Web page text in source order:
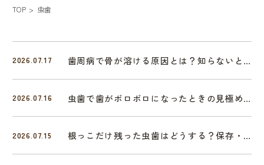
TOP 虫歯
2026.07.17 歯周病で骨が溶ける原因とは？知らないと怖い進行の仕組み
2026.07.16 虫歯で歯がボロボロになったときの見極めポイントと対処法を解説
2026.07.15 根っこだけ残った虫歯はどうする？保存・抜歯など治療の選択肢